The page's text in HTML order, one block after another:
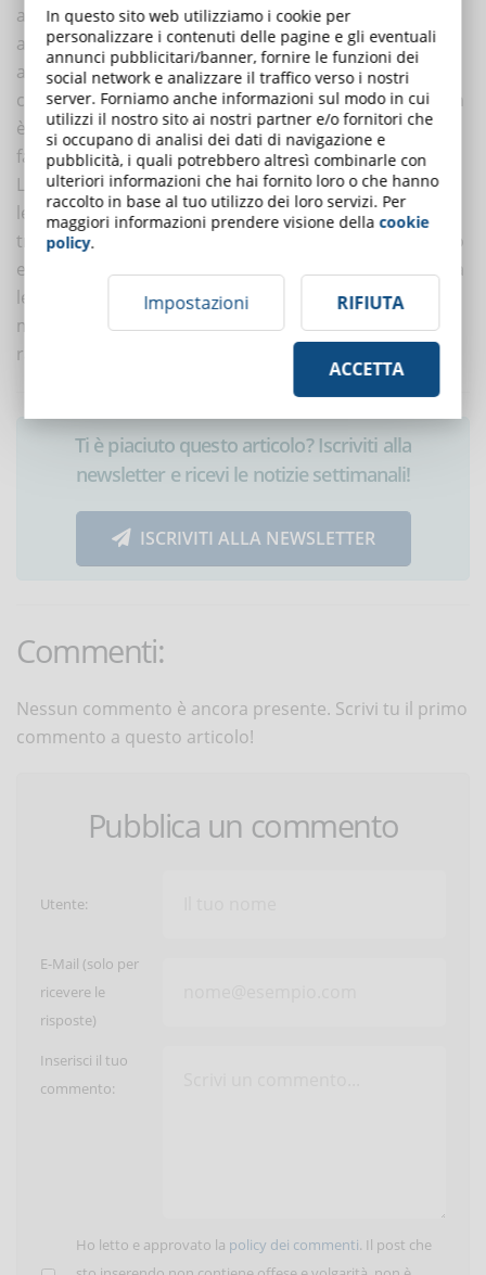
ambiente favorevole all’apprendimento, ai processi e
alle pratiche di apprendimento concrete: è necessaria
anche una leadership in grado di trainare il
cambiamento. Per diventare una learning organization
è necessario agire all’interno della cultura aziendale e
favorire l’apprendimento formale e informale.
L’eLearning è un valido strumento per accompagnare
le aziende nel processo di creazione, acquisizione e
trasmissione delle conoscenze in un modo sistematico
e strategico. Per attivare tale processo, serve però una
leadership in grado di modificare la cultura aziendale
mobilitando le competenze interne ed esterne che
rafforzando un’azienda.
Ti è piaciuto questo articolo? Iscriviti alla
newsletter e ricevi le notizie settimanali!
ISCRIVITI ALLA NEWSLETTER
Commenti:
Nessun commento è ancora presente. Scrivi tu il primo
commento a questo articolo!
Pubblica un commento
Utente:
E-Mail (solo per
ricevere le
risposte)
Inserisci il tuo
commento:
Ho letto e approvato la policy dei commenti. Il post che
In questo sito web utilizziamo i cookie per
personalizzare i contenuti delle pagine e gli eventuali
annunci pubblicitari/banner, fornire le funzioni dei
social network e analizzare il traffico verso i nostri
server. Forniamo anche informazioni sul modo in cui
utilizzi il nostro sito ai nostri partner e/o fornitori che
si occupano di analisi dei dati di navigazione e
pubblicità, i quali potrebbero altresì combinarle con
ulteriori informazioni che hai fornito loro o che hanno
raccolto in base al tuo utilizzo dei loro servizi. Per
maggiori informazioni prendere visione dellacookie
policy.
Impostazioni RIFIUTA
ACCETTA